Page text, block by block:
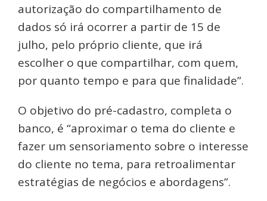
autorização do compartilhamento de
dados só irá ocorrer a partir de 15 de
julho, pelo próprio cliente, que irá
escolher o que compartilhar, com quem,
por quanto tempo e para que finalidade”.
O objetivo do pré-cadastro, completa o
banco, é “aproximar o tema do cliente e
fazer um sensoriamento sobre o interesse
do cliente no tema, para retroalimentar
estratégias de negócios e abordagens”.